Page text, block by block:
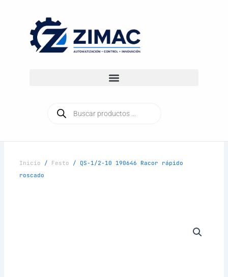
contenido
productos
Inicio / Festo / QS-1/2-10 190646 Racor rápido
roscado